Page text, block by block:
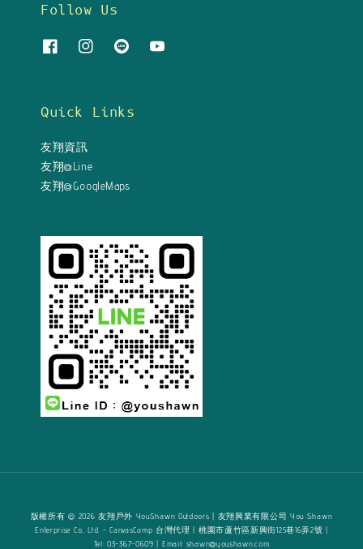
Follow Us
Quick Links
友翔資訊
友翔@Line
友翔@GoogleMaps
版權所有 © 2026 友翔戶外 YouShawn Outdoors | 友翔興業有限公司 You Shawn
Enterprise Co., Ltd. - CanvasCamp 台灣代理 | 桃園市蘆竹區新興街125巷16弄2號 |
Tel: 03-367-0609 | Email: shawn@youshawn.com